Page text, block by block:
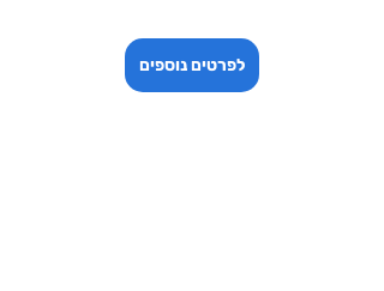
לפרטים נוספים